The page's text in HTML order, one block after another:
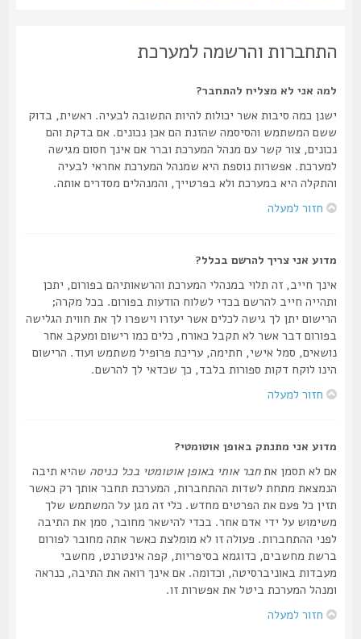
התחברות והרשמה למערכת
למה אני לא מצליח להתחבר?
ישנן כמה סיבות אשר יכולות להיות התשובה לבעיה. ראשית, בדוק
ששם המשתמש והסיסמה שהזנת הם אכן נכונים. אם בדקת והם
נכונים, צור קשר עם מנהל המערכת וברר אם אינך חסום מגישה
למערכת. אפשרות נוספת היא שמנהל המערכת אחראי לבעיה
והתקלה היא במערכת ולא בפרטייך, והמנהלים מסדרים אותה.
חזור למעלה
מדוע אני צריך להרשם בכלל?
אינך חייב, זה תלוי במנהלי המערכת והרשאותיהם בפורום, יתכן
ותהייה חייב להרשם בכדי לשלוח הודעות בפורום. בכל מקרה;
הרישום יתן לך גישה לכלים אשר יעזרו וישפרו לך את חווית הגלישה
בפורום דבר אשר לא תקבל כאורח, כלים כמו רישום ומעקב אחר
נושאים, סמל אישי, חתימה, עריכת פרופיל משתמש ועוד. הרישום
הינו לוקח דקות ספורות בלבד, כך שכדאי לך להרשם.
חזור למעלה
מדוע אני מתנתק באופן אוטומטי?
אם לא תסמן אתחבר אותי באופן אוטומטי בכל כניסהשהיא תיבה
הנמצאת מתחת לשדות ההתחברות, המערכת תחבר אותך רק כאשר
תזין כל פעם את הפרטים מחדש. כלי זה מגן על המשתמש שלך
משימוש על ידי אדם אחר. בכדי להישאר מחובר, סמן את התיבה
לפני ההתחברות. פעולה זו לא מומלצת כאשר אתה מחובר לפורום
ברשת מחשבים, כדוגמא בסיפריות, קפה אינטרנט, מחשבי
מעבדות באוניברסיטה, וכדומה. אם אינך רואה את התיבה, כנראה
ומנהל המערכת ביטל את אפשרות זו.
חזור למעלה